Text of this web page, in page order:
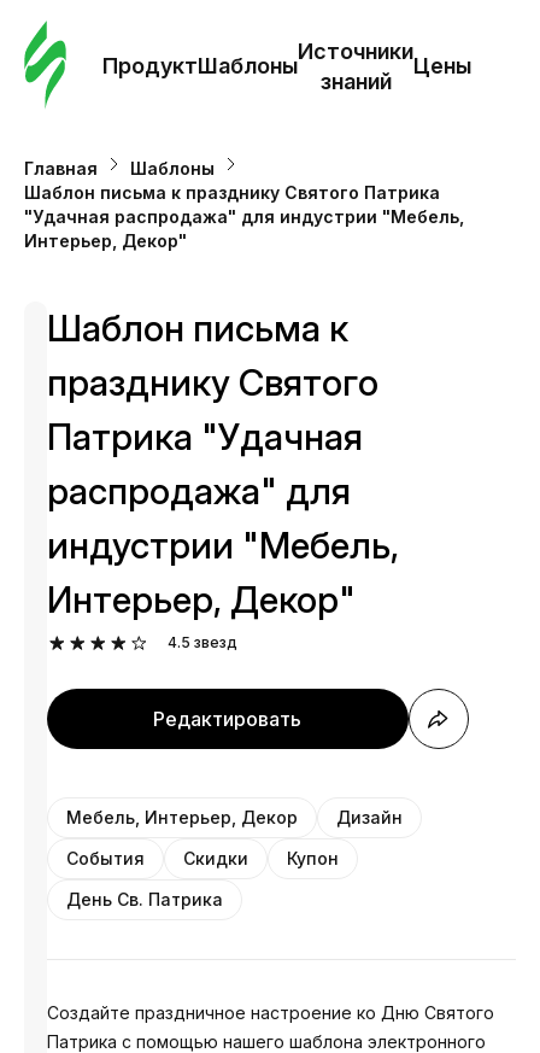
ПродуктШаблоны
Источники
знаний
Цены
Главная
Шаблоны
Шаблон письма к празднику Святого Патрика
"Удачная распродажа" для индустрии "Мебель,
Интерьер, Декор"
Шаблон письма к
празднику Святого
Патрика "Удачная
распродажа" для
индустрии "Мебель,
Интерьер, Декор"
4.5 звезд
Редактировать
Мебель, Интерьер, Декор
Дизайн
События
Скидки
Купон
День Св. Патрика
Создайте праздничное настроение ко Дню Святого
Патрика с помощью нашего шаблона электронного